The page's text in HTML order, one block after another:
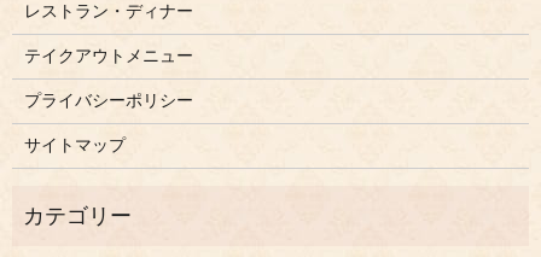
レストラン・ディナー
テイクアウトメニュー
プライバシーポリシー
サイトマップ